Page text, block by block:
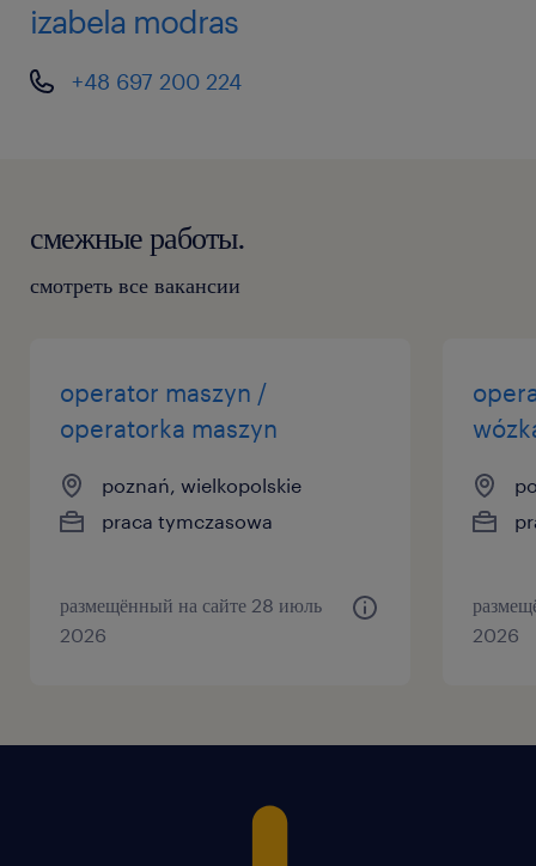
izabela modras
+48 697 200 224
смежные работы.
смотреть все вакансии
operator maszyn /
operatorka maszyn
poznań, wielkopolskie
praca tymczasowa
размещённый на сайте 28 июль
2026
2026